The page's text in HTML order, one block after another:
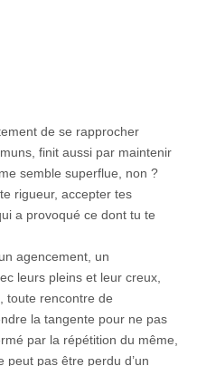
de se rapprocher
finit aussi par maintenir
semble superflue, non ?
rigueur, accepter tes
a provoqué ce dont tu te
agencement, un
leurs pleins et leur creux,
toute rencontre de
la tangente pour ne pas
par la répétition du même,
peut pas être perdu d’un